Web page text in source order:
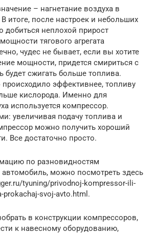
– нагнетание воздуха в
итоге, после настроек и небольших
добиться неплохой прирост
тягового агрегата
чудес не бывает, если вы хотите
мощности, придется смириться с
будет сжигать больше топлива.
происходило эффективнее, топливу
кислорода. Именно для
используется компрессор.
увеличивая подачу топлива и
можно получить хороший
Все достаточно просто.
по разновидностям
можно посмотреть здесь
tyuning/privodnoj-kompressor-ili-
prokachaj-svoj-avto.html.
в конструкции компрессоров,
к навесному оборудованию,